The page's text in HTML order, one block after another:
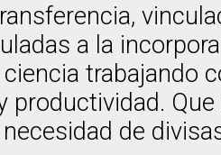
a la
trabajando
de